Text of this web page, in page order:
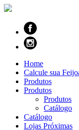
Home
Calcule sua
Produtos
Produtos
Produtos
Catálogo
Catálogo
Lojas Próximas